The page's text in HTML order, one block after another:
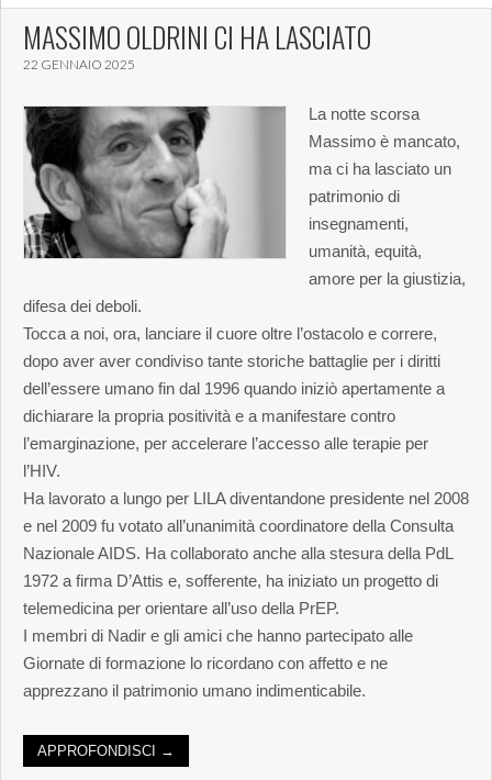
MASSIMO OLDRINI CI HA LASCIATO
22 GENNAIO 2025
La notte scorsa
Massimo è mancato,
ma ci ha lasciato un
patrimonio di
insegnamenti,
umanità, equità,
amore per la giustizia,
difesa dei deboli.
Tocca a noi, ora, lanciare il cuore oltre l’ostacolo e correre,
dopo aver aver condiviso tante storiche battaglie per i diritti
dell’essere umano fin dal 1996 quando iniziò apertamente a
dichiarare la propria positività e a manifestare contro
l’emarginazione, per accelerare l’accesso alle terapie per
l’HIV.
Ha lavorato a lungo per LILA diventandone presidente nel 2008
e nel 2009 fu votato all’unanimità coordinatore della Consulta
Nazionale AIDS. Ha collaborato anche alla stesura della PdL
1972 a firma D’Attis e, sofferente, ha iniziato un progetto di
telemedicina per orientare all’uso della PrEP.
I membri di Nadir e gli amici che hanno partecipato alle
Giornate di formazione lo ricordano con affetto e ne
apprezzano il patrimonio umano indimenticabile.
APPROFONDISCI →